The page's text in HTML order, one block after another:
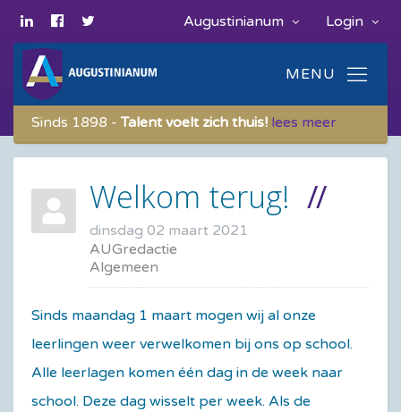
Login
Augustinianum
Sinds 1898 -Talent voelt zich thuis! lees meer
Welkom terug!
dinsdag 02 maart 2021
AUGredactie
Algemeen
Sinds maandag 1 maart mogen wij al onze
leerlingen weer verwelkomen bij ons op school.
Alle leerlagen komen één dag in de week naar
school. Deze dag wisselt per week. Als de